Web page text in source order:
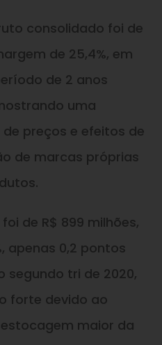
consolidado foi de
de 25,4%, em
de 2 anos
uma
preços e efeitos de
de marcas próprias
de R$ 899 milhões,
apenas 0,2 pontos
segundo tri de 2020,
forte devido ao
maior da